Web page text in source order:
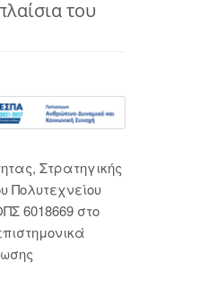
του
Στρατηγικής
Πολυτεχνείου
6018669 στο